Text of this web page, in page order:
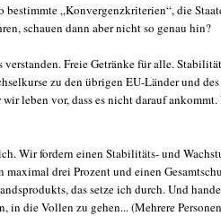
„Konvergenzkriterien“, die
schauen dann aber nicht so genau hin?
verstanden. Freie Getränke für alle.
zu den übrigen EU-Länder und
leben vor, dass es nicht darauf
Wir fordern einen Stabilitäts- und
maximal drei Prozent und einen
das setze ich durch. Und
in die Vollen zu gehen... (Mehrere